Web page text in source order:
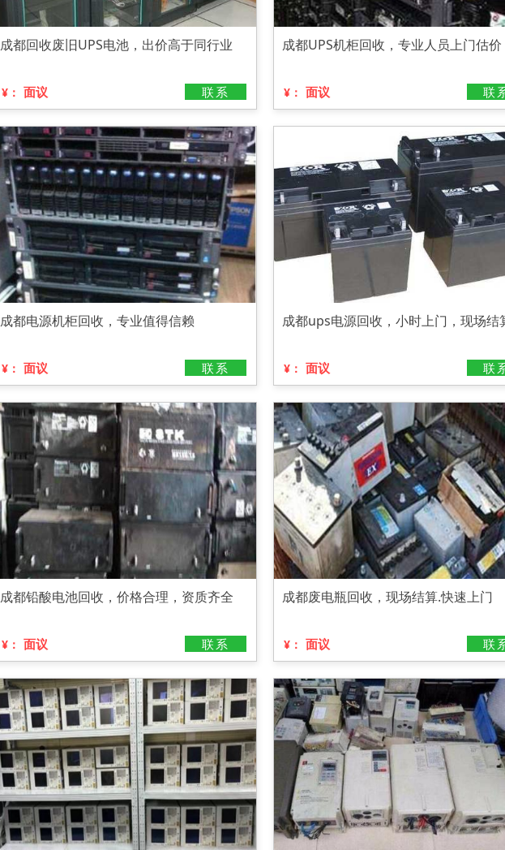
成都回收废旧UPS电池，出价高于同行业
¥： 面议 联系
成都UPS机柜回收，专业人员上门估价
¥： 面议 联
成都电源机柜回收，专业值得信赖
¥： 面议 联系
成都ups电源回收，小时上门，现场结
¥： 面议 联
成都铅酸电池回收，价格合理，资质齐全
¥： 面议 联系
成都废电瓶回收，现场结算.快速上门
¥： 面议 联